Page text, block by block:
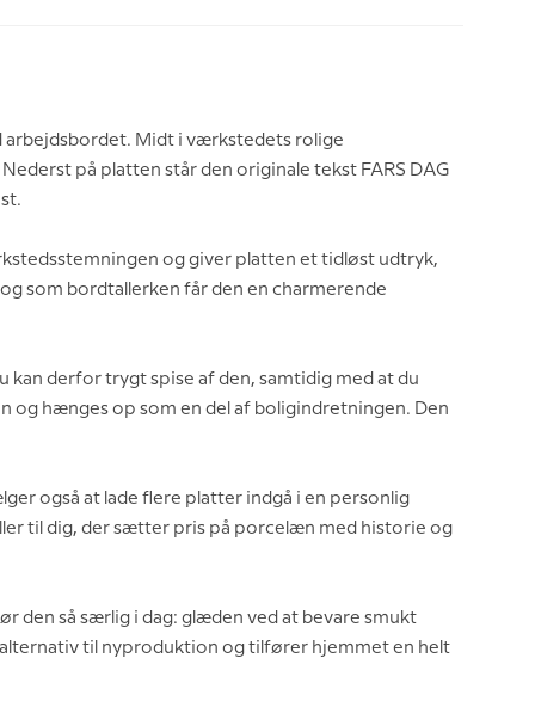
arbejdsbordet. Midt i værkstedets rolige
på platten står den originale tekst FARS DAG
og giver platten et tidløst udtryk,
som bordtallerken får den en charmerende
derfor trygt spise af den, samtidig med at du
og hænges op som en del af boligindretningen. Den
også at lade flere platter indgå i en personlig
til dig, der sætter pris på porcelæn med historie og
den så særlig i dag: glæden ved at bevare smukt
til nyproduktion og tilfører hjemmet en helt